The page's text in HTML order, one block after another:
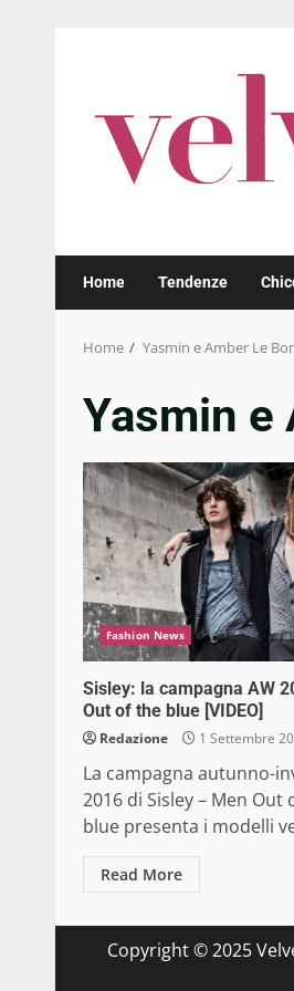
Home Tendenze
Home Yasmin e Amber Le
Yasmin e
Fashion News
Sisley: la campagna AW
Out of the blue [VIDEO]
Redazione 1 Settembre
La campagna autunno-
2016 di Sisley – Men Out
blue presenta i modelli
Read More
Copyright © 2025